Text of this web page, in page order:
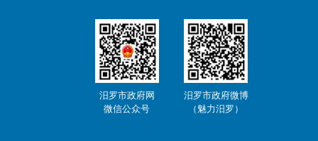
汨罗市政府网
微信公众号
汨罗市政府微博
（魅力汨罗）